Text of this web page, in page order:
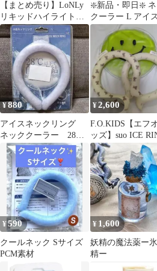
【まとめ売り】LoNLy
リキッドハイライトセ
ラム3色セット
❇️新品・即日❇️ ネ
クーラー L アイス
リング ホワイト
凍結
¥880
アイスネックリング
ネッククーラー 28度
自然凍結 首掛け 繰
り返し 暑さ対策
¥2,600
F.O.KIDS【エフ
ッズ】suo ICE
ッズサイズ
¥590
クールネック Sサイズ
PCM素材
¥ 1,600
妖精の魔法薬ー
精ー